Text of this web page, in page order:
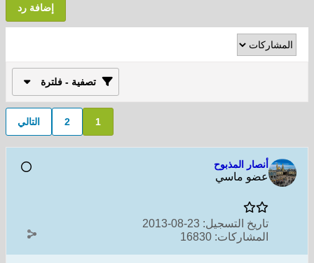
إضافة رد
تصفية - فلترة
1
2 التالي
أنصار المذبوح
عضو ماسي
تاريخ التسجيل: 23-08-2013
المشاركات: 16830